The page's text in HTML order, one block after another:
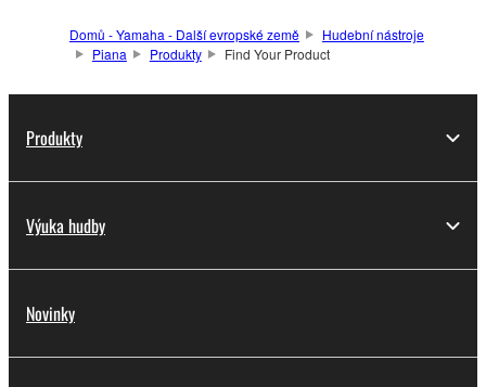
Domů - Yamaha - Další evropské země
Hudební nástroje
Piana
Produkty Find Your Product
Produkty
Výuka hudby
Novinky